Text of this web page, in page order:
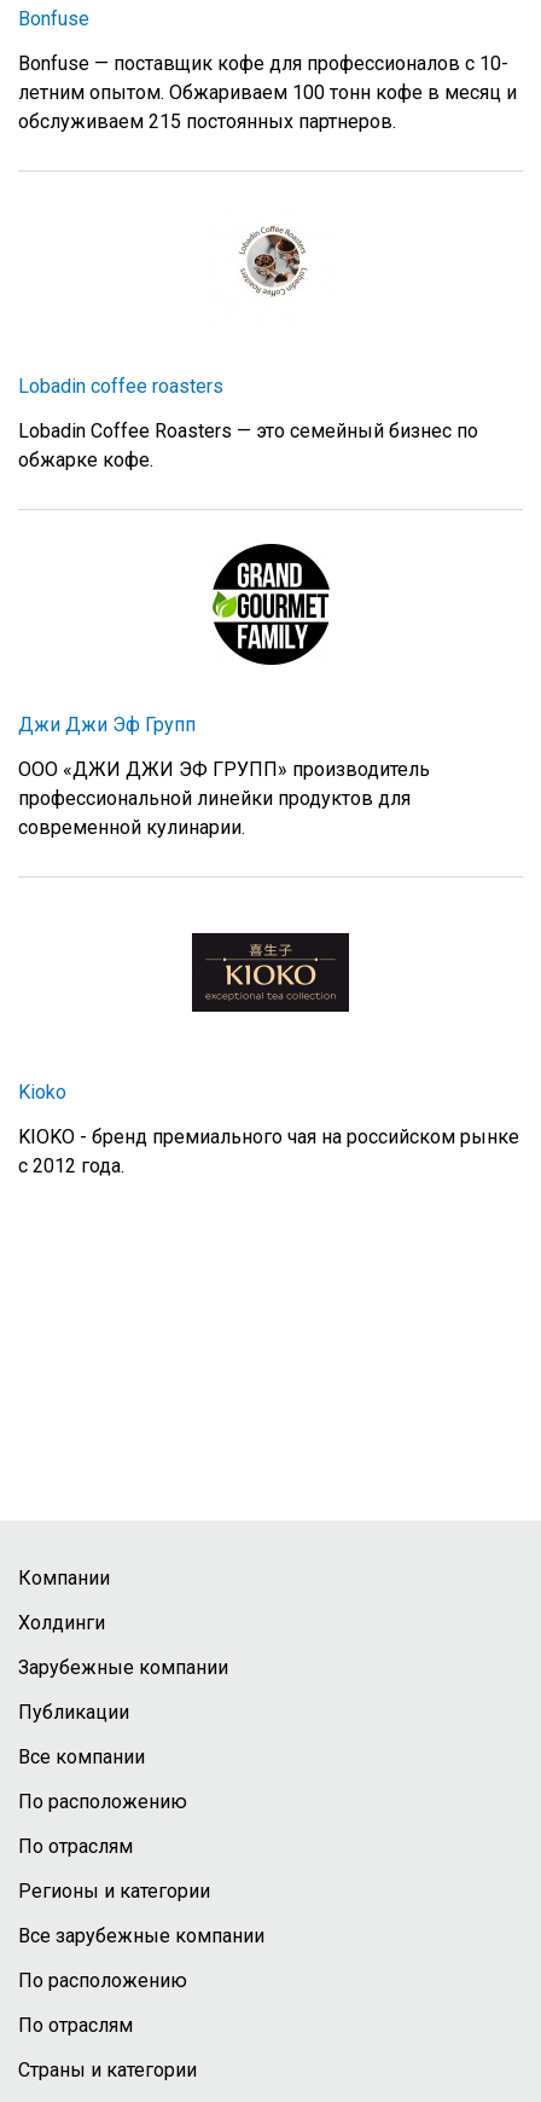
Bonfuse
Bonfuse — поставщик кофе для профессионалов с 10-
летним опытом. Обжариваем 100 тонн кофе в месяц и
обслуживаем 215 постоянных партнеров.
Lobadin coffee roasters
Lobadin Coffee Roasters — это семейный бизнес по
обжарке кофе.
Джи Джи Эф Групп
ООО «ДЖИ ДЖИ ЭФ ГРУПП» производитель
профессиональной линейки продуктов для
современной кулинарии.
Kioko
KIOKO - бренд премиального чая на российском рынке
с 2012 года.
Компании
Холдинги
Зарубежные компании
Публикации
Все компании
По расположению
По отраслям
Регионы и категории
Все зарубежные компании
По расположению
По отраслям
Страны и категории